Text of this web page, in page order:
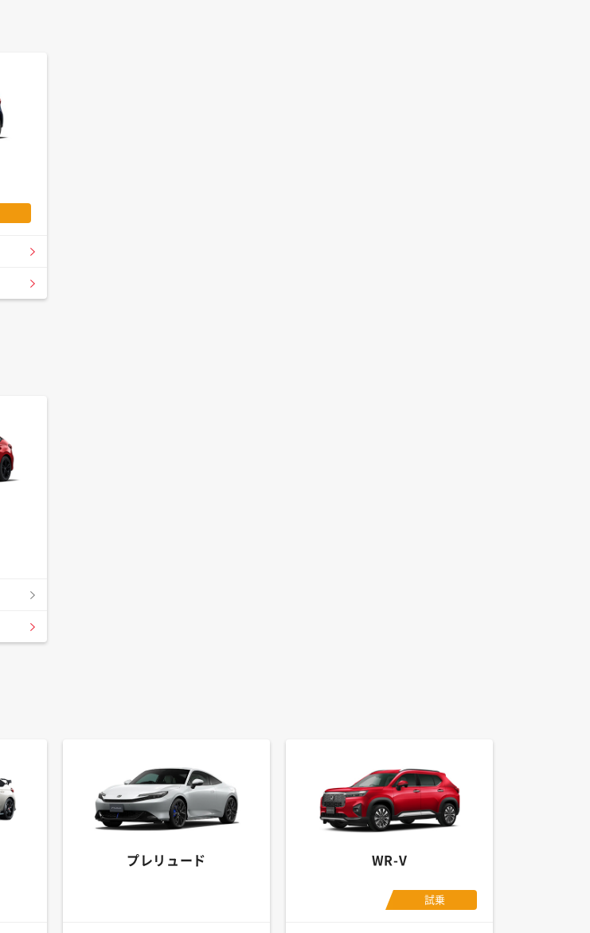
プレリュード WR-V
試乗